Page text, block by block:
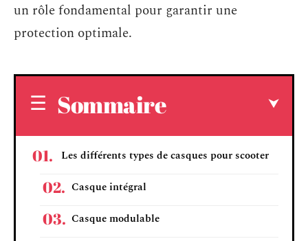
un rôle fondamental pour garantir une
protection optimale.
Sommaire
Les différents types de casques pour scooter
Casque intégral
Casque modulable